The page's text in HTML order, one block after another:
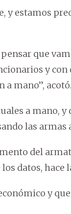
y estamos
pensar que
y
a mano”, acotó.
a mano, y
las armas
del
datos, hace
y